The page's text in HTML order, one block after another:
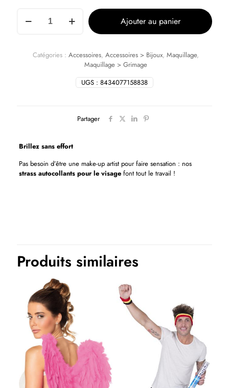
Ajouter au panier
UGS : 8434077158838
Catégories : Accessoires, Accessoires > Bijoux, Maquillage,
Maquillage > Grimage
Partager
Brillez sans effort
Pas besoin d’être une make-up artist pour faire sensation : nos
strass autocollants pour le visagefont tout le travail !
Produits similaires